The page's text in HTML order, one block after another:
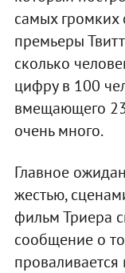
самых громких
премьеры
сколько
цифру в 100
вмещающего
очень много.
Главное
жестью,
фильм Триера
сообщение о
проваливается